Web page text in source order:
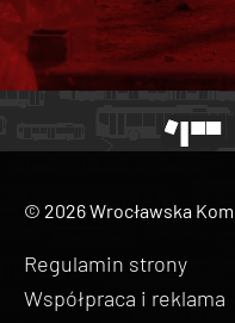
© 2026 Wrocławska
Regulamin strony
Współpraca i reklama